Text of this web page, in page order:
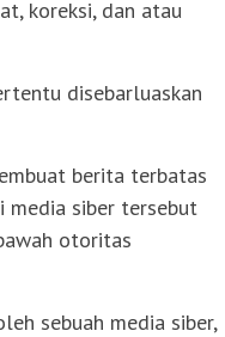
koreksi, dan atau
disebarluaskan
berita terbatas
media siber tersebut
otoritas
sebuah media siber,